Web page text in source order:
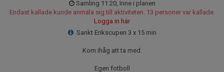
Samling 11:20, Inne i planen
Endast kallade kunde anmäla sig till aktiviteten. 13 personer var kallade.
Logga in här
Sankt Erikscupen 3 x 15 min
Kom ihåg att ta med:
Egen fotboll